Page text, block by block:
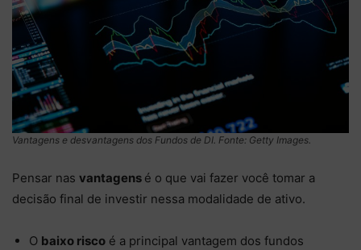
Vantagens e desvantagens dos Fundos de DI. Fonte: Getty Images.
Pensar nas vantagens é o que vai fazer você tomar a
decisão final de investir nessa modalidade de ativo.
O baixo risco é a principal vantagem dos fundos